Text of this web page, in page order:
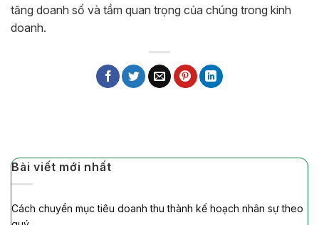
tăng doanh số và tầm quan trọng của chúng trong kinh
doanh.
Bài viết mới nhất
Cách chuyển mục tiêu doanh thu thành kế hoạch nhân sự theo